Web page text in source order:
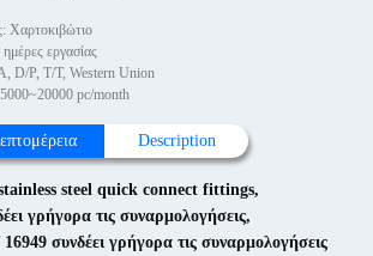
Χαρτοκιβώτιο
εργασίας
D/P, T/T, Western Union
pc/month
Description
steel quick connect fittings,
γρήγορα τις συναρμολογήσεις,
συνδέει γρήγορα τις συναρμολογήσεις